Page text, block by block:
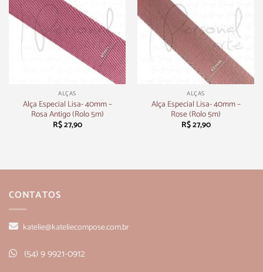
ALÇAS
Alça Especial Lisa- 40mm –
Rosa Antigo (Rolo 5m)
R$27,90
ALÇAS
Alça Especial Lisa- 40mm –
Rose (Rolo 5m)
R$27,90
CONTATOS
katelie@kateliecompose.com.br
(54) 9 9921-0912